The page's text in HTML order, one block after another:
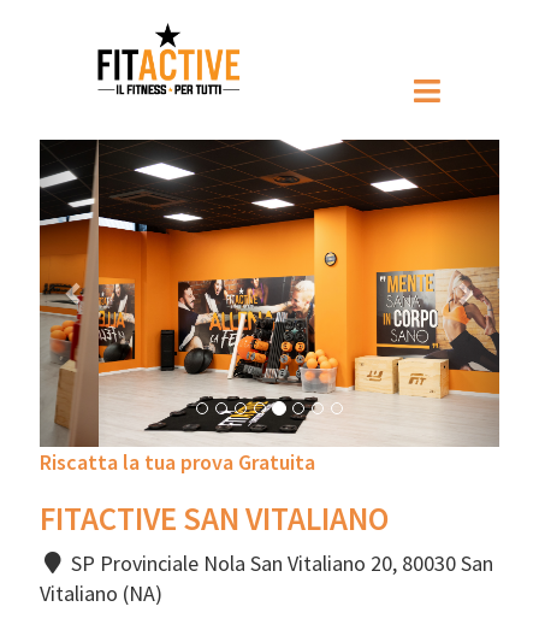
Prec Pross
Riscatta la tua prova Gratuita
FITACTIVE SAN VITALIANO
SP Provinciale Nola San Vitaliano 20, 80030 San
Vitaliano (NA)